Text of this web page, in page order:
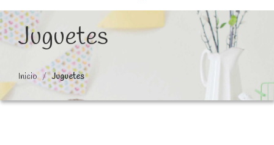
Juguetes
Inicio Juguetes